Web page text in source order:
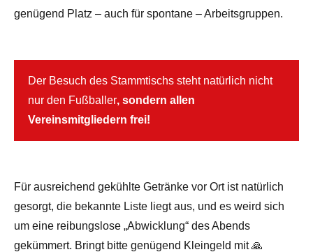
genügend Platz – auch für spontane – Arbeitsgruppen.
Der Besuch des Stammtischs steht natürlich nicht
nur den Fußballer, sondern allen
Vereinsmitgliedern frei!
Für ausreichend gekühlte Getränke vor Ort ist natürlich
gesorgt, die bekannte Liste liegt aus, und es weird sich
um eine reibungslose „Abwicklung“ des Abends
gekümmert. Bringt bitte genügend Kleingeld mit 🙏